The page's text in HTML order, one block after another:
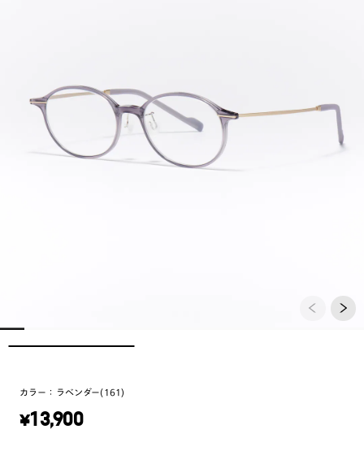
カラー： ラベンダー(161)
¥13,900